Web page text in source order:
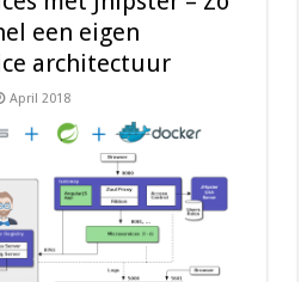
een eigen
architectuur
April 2018